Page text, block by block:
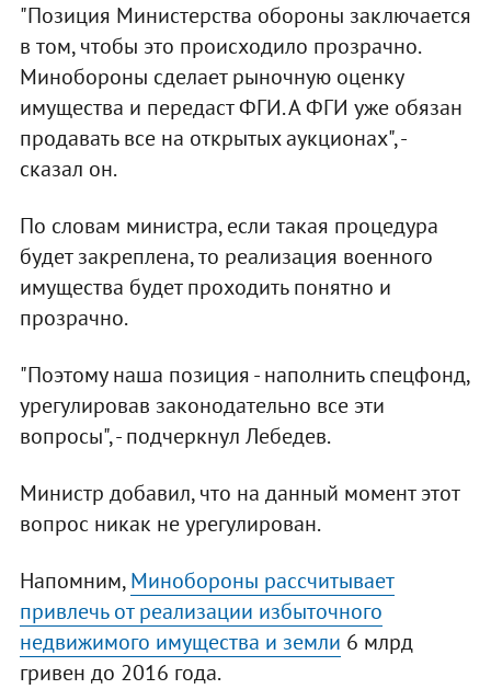
"Позиция Министерства обороны заключается
в том, чтобы это происходило прозрачно.
Минобороны сделает рыночную оценку
имущества и передаст ФГИ. А ФГИ уже обязан
продавать все на открытых аукционах", -
сказал он.
По словам министра, если такая процедура
будет закреплена, то реализация военного
имущества будет проходить понятно и
прозрачно.
"Поэтому наша позиция - наполнить спецфонд,
урегулировав законодательно все эти
вопросы", - подчеркнул Лебедев.
Министр добавил, что на данный момент этот
вопрос никак не урегулирован.
Напомним,Минобороны рассчитывает
привлечь от реализации избыточного
недвижимого имущества и земли 6 млрд
гривен до 2016 года.